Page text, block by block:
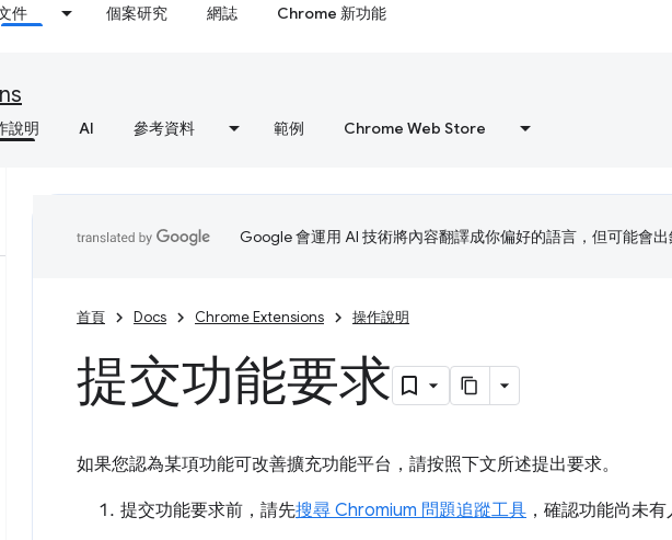
件 個案研究 網誌 Chrome 新功能
說明 AI 參考資料 範例 Chrome Web Store
Google 會運用 AI 技術將內容翻譯成你偏好的語言，但可能會出
首頁 Docs Chrome Extensions 操作說明
提交功能要求
如果您認為某項功能可改善擴充功能平台，請按照下文所述提出要求。
提交功能要求前，請先搜尋 Chromium 問題追蹤工具 ，確認功能尚未有